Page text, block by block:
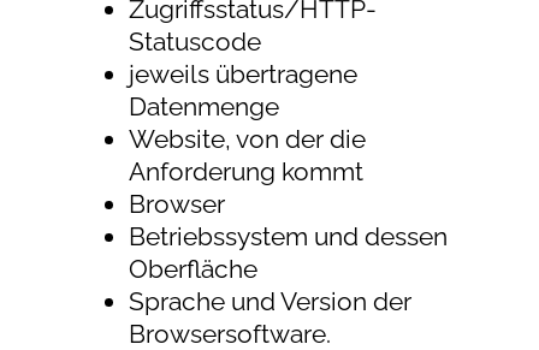
Zugriffsstatus/HTTP-
Statuscode
jeweils übertragene
Datenmenge
Website, von der die
Anforderung kommt
Browser
Betriebssystem und dessen
Oberfläche
Sprache und Version der
Browsersoftware.